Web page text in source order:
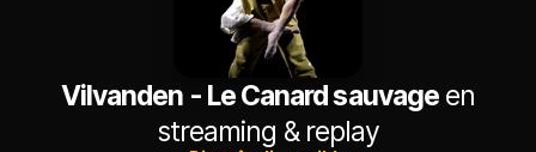
Vilvanden - Le Canard sauvage en
streaming & replay